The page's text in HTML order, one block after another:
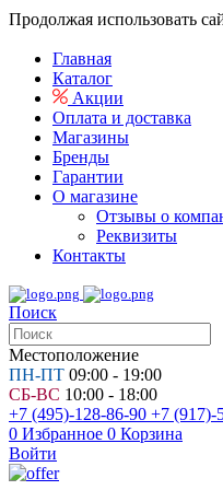
Продолжая использовать
Главная
Каталог
Акции
Оплата и доставка
Магазины
Бренды
Гарантии
О магазине
Отзывы о
Реквизиты
Контакты
Поиск
Местоположение
ПН-ПТ 09:00 - 19:00
СБ-ВС 10:00 - 18:00
+7 (495)-128-86-90 +7 (917)-
0 Избранное 0 Корзина
Войти